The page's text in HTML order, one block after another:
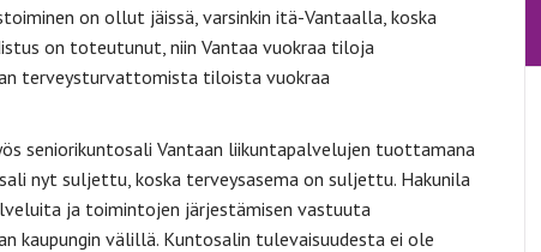
on ollut jäissä, varsinkin itä-Vantaalla, koska
on toteutunut, niin Vantaa vuokraa tiloja
terveysturvattomista tiloista vuokraa
seniorikuntosali Vantaan liikuntapalvelujen tuottamana
nyt suljettu, koska terveysasema on suljettu. Hakunila
ja toimintojen järjestämisen vastuuta
kaupungin välillä. Kuntosalin tulevaisuudesta ei ole